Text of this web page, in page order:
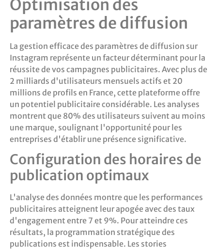
Optimisation des
paramètres de diffusion
La gestion efficace des paramètres de diffusion sur
Instagram représente un facteur déterminant pour la
réussite de vos campagnes publicitaires. Avec plus de
2 milliards d'utilisateurs mensuels actifs et 20
millions de profils en France, cette plateforme offre
un potentiel publicitaire considérable. Les analyses
montrent que 80% des utilisateurs suivent au moins
une marque, soulignant l'opportunité pour les
entreprises d'établir une présence significative.
Configuration des horaires de
publication optimaux
L'analyse des données montre que les performances
publicitaires atteignent leur apogée avec des taux
d'engagement entre 7 et 9%. Pour atteindre ces
résultats, la programmation stratégique des
publications est indispensable. Les stories